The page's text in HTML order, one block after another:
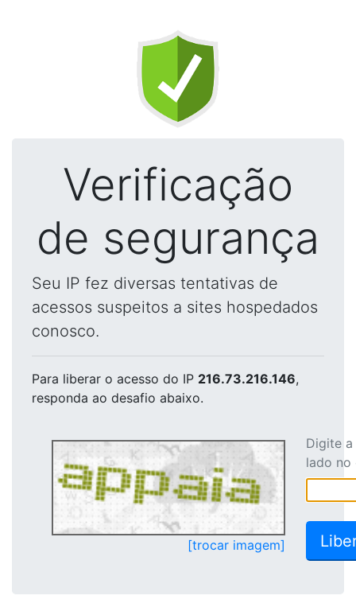
Verificação
de segurança
Seu IP fez diversas tentativas de
acessos suspeitos a sites hospedados
conosco.
Para liberar o acesso do IP 216.73.216.146,
responda ao desafio abaixo.
[trocar imagem]
Digite
lado no